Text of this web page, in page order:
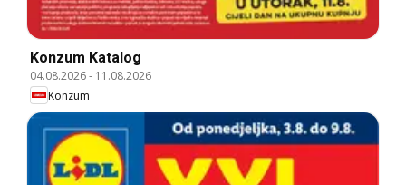
Konzum Katalog
04.08.2026- 11.08.2026
Konzum